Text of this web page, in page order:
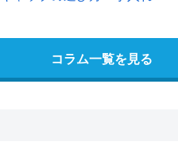
コラム一覧を見る